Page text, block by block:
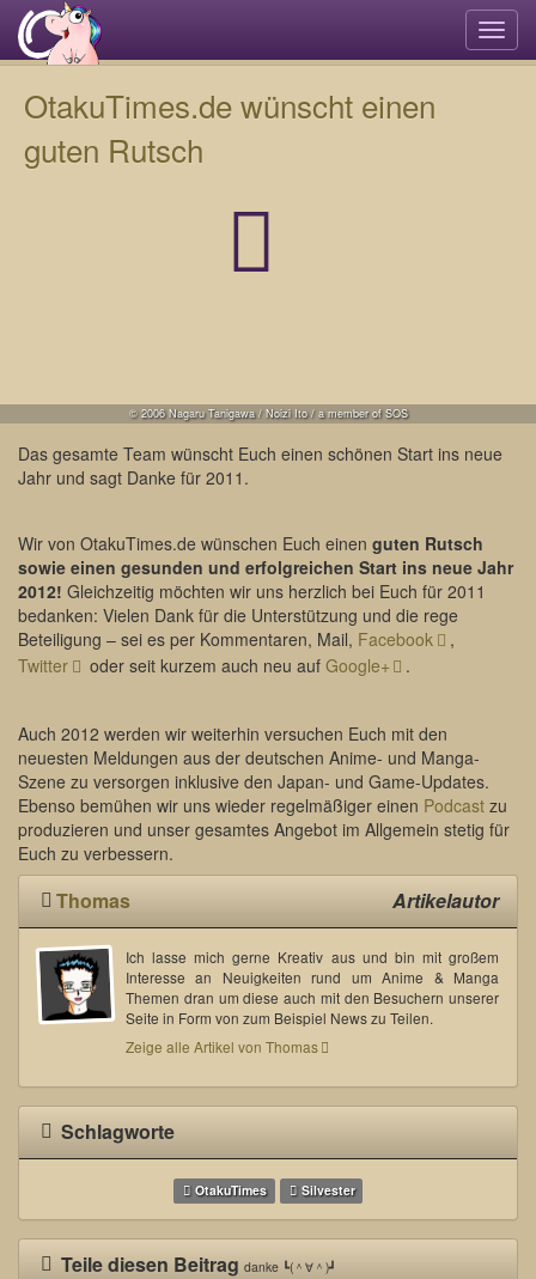
OtakuTimes.de wünscht einen
guten Rutsch
© 2006 Nagaru Tanigawa / Noizi Ito / a member of SOS
Das gesamte Team wünscht Euch einen schönen Start ins neue
Jahr und sagt Danke für 2011.
Wir von OtakuTimes.de wünschen Euch einen guten Rutsch
sowie einen gesunden und erfolgreichen Start ins neue Jahr
2012! Gleichzeitig möchten wir uns herzlich bei Euch für 2011
bedanken: Vielen Dank für die Unterstützung und die rege
Beteiligung – sei es per Kommentaren, Mail, Facebook
,
Twitter
oder seit kurzem auch neu auf Google+ .
Auch 2012 werden wir weiterhin versuchen Euch mit den
neuesten Meldungen aus der deutschen Anime- und Manga-
Szene zu versorgen inklusive den Japan- und Game-Updates.
Ebenso bemühen wir uns wieder regelmäßiger einen Podcast zu
produzieren und unser gesamtes Angebot im Allgemein stetig für
Euch zu verbessern.
Thomas Artikelautor
Ich lasse mich gerne Kreativ aus und bin mit großem
Interesse an Neuigkeiten rund um Anime & Manga
Themen dran um diese auch mit den Besuchern unserer
Seite in Form von zum Beispiel News zu Teilen.
Zeige alle Artikel von Thomas
Schlagworte
OtakuTimes Silvester
Teile diesen Beitragdanke ┗(＾∀＾)┛